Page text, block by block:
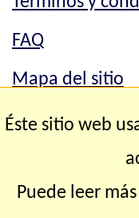
FAQ
Mapa del sitio
Mapa del sitio
Éste sitio web
Puede leer